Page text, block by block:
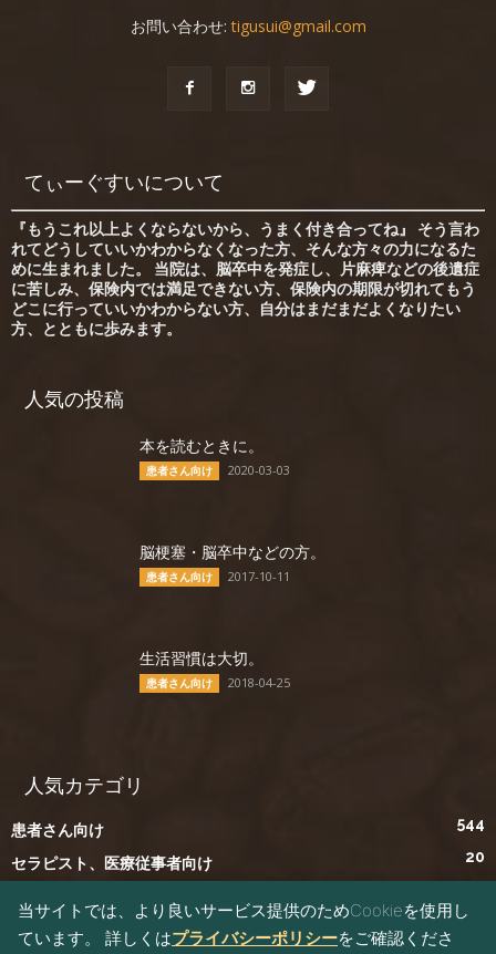
お問い合わせ:tigusui@gmail.com
てぃーぐすいについて
『もうこれ以上よくならないから、うまく付き合ってね』 そう言わ
れてどうしていいかわからなくなった方、そんな方々の力になるた
めに生まれました。 当院は、脳卒中を発症し、片麻痺などの後遺症
に苦しみ、保険内では満足できない方、保険内の期限が切れてもう
どこに行っていいかわからない方、自分はまだまだよくなりたい
方、とともに歩みます。
人気の投稿
本を読むときに。
患者さん向け 2020-03-03
脳梗塞・脳卒中などの方。
患者さん向け 2017-10-11
生活習慣は大切。
患者さん向け 2018-04-25
人気カテゴリ
患者さん向け 544
セラピスト、医療従事者向け 20
当サイトでは、より良いサービス提供のためCookieを使用し
ています。 詳しくはプライバシーポリシーをご確認くださ